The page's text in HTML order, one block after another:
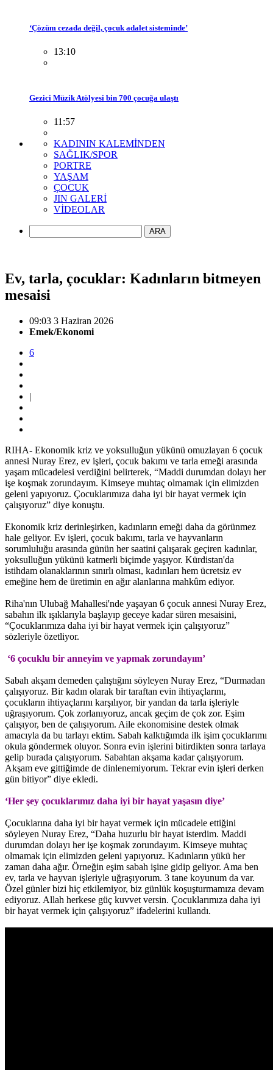
‘Çözüm cezada değil, çocuk adalet sisteminde’
13:10
Gezici Müzik Atölyesi bin 700 çocuğa ulaştı
11:57
KADININ KALEMİNDEN
SAĞLIK/SPOR
PORTRE
YAŞAM
ÇOCUK
JIN GALERİ
VİDEOLAR
ARA
Ev, tarla, çocuklar: Kadınların bitmeyen
mesaisi
09:03 3 Haziran 2026
Emek/Ekonomi
6
|
RIHA- Ekonomik kriz ve yoksulluğun yükünü omuzlayan 6 çocuk
annesi Nuray Erez, ev işleri, çocuk bakımı ve tarla emeği arasında
yaşam mücadelesi verdiğini belirterek, “Maddi durumdan dolayı her
işe koşmak zorundayım. Kimseye muhtaç olmamak için elimizden
geleni yapıyoruz. Çocuklarımıza daha iyi bir hayat vermek için
çalışıyoruz” diye konuştu.
Ekonomik kriz derinleşirken, kadınların emeği daha da görünmez
hale geliyor. Ev işleri, çocuk bakımı, tarla ve hayvanların
sorumluluğu arasında günün her saatini çalışarak geçiren kadınlar,
yoksulluğun yükünü katmerli biçimde yaşıyor. Kürdistan'da
istihdam olanaklarının sınırlı olması, kadınları hem ücretsiz ev
emeğine hem de üretimin en ağır alanlarına mahkûm ediyor.
Riha'nın Ulubağ Mahallesi'nde yaşayan 6 çocuk annesi Nuray Erez,
sabahın ilk ışıklarıyla başlayıp geceye kadar süren mesaisini,
“Çocuklarımıza daha iyi bir hayat vermek için çalışıyoruz”
sözleriyle özetliyor.
‘6 çocuklu bir anneyim ve yapmak zorundayım’
Sabah akşam demeden çalıştığını söyleyen Nuray Erez, “Durmadan
çalışıyoruz. Bir kadın olarak bir taraftan evin ihtiyaçlarını,
çocukların ihtiyaçlarını karşılıyor, bir yandan da tarla işleriyle
uğraşıyorum. Çok zorlanıyoruz, ancak geçim de çok zor. Eşim
çalışıyor, ben de çalışıyorum. Aile ekonomisine destek olmak
amacıyla da bu tarlayı ektim. Sabah kalktığımda ilk işim çocuklarımı
okula göndermek oluyor. Sonra evin işlerini bitirdikten sonra tarlaya
gelip burada çalışıyorum. Sabahtan akşama kadar çalışıyorum.
Akşam eve gittiğimde de dinlenemiyorum. Tekrar evin işleri derken
gün bitiyor” diye ekledi.
‘Her şey çocuklarımız daha iyi bir hayat yaşasın diye’
Çocuklarına daha iyi bir hayat vermek için mücadele ettiğini
söyleyen Nuray Erez, “Daha huzurlu bir hayat isterdim. Maddi
durumdan dolayı her işe koşmak zorundayım. Kimseye muhtaç
olmamak için elimizden geleni yapıyoruz. Kadınların yükü her
zaman daha ağır. Örneğin eşim sabah işine gidip geliyor. Ama ben
ev, tarla ve hayvan işleriyle uğraşıyorum. 3 tane koyunum da var.
Özel günler bizi hiç etkilemiyor, biz günlük koşuşturmamıza devam
ediyoruz. Allah herkese güç kuvvet versin. Çocuklarımıza daha iyi
bir hayat vermek için çalışıyoruz” ifadelerini kullandı.